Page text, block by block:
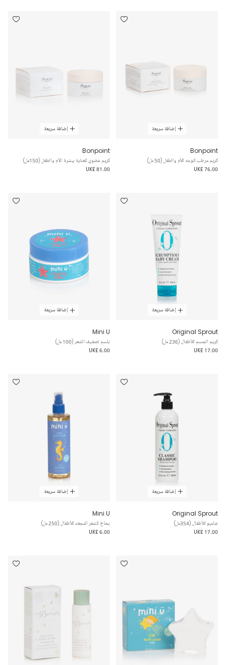
إضافة سريعة
Bonpoint
كريم مرطب للوجه للأم والطفل (50 مل)
UK£ 76.00
إضافة سريعة
Bonpoint
كريم عضوي للعناية ببشرة الأم والطفل (150مل)
UK£ 81.00
إضافة سريعة
Original Sprout
كريم الجسم للأطفال (236 مل)
UK£ 17.00
إضافة سريعة
Mini U
بلسم تصفيف الشعر (100 مل)
UK£ 6.00
إضافة سريعة
Original Sprout
شامبو للأطفال (354مل)
UK£ 17.00
إضافة سريعة
Mini U
بخاخ للشعر المجعد للأطفال (250 مل)
UK£ 6.00